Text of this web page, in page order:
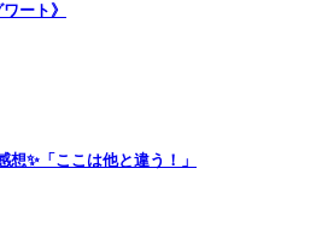
ート》
✨「ここは他と違う！」